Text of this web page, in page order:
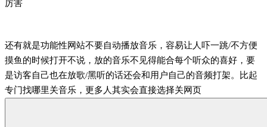
厉害
还有就是功能性网站不要自动播放音乐，容易让人吓一跳/不方便
摸鱼的时候打开不说，放的音乐不见得能合每个听众的喜好，要
是访客自己也在放歌/黑听的话还会和用户自己的音频打架。比起
专门找哪里关音乐，更多人其实会直接选择关网页